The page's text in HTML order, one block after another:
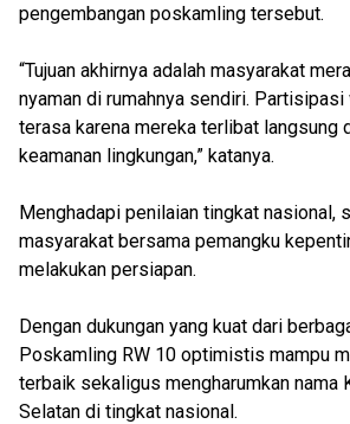
pengembangan poskamling tersebut.
“Tujuan akhirnya adalah masyarakat
nyaman di rumahnya sendiri. Partisipasi
terasa karena mereka terlibat langsung
keamanan lingkungan,” katanya.
Menghadapi penilaian tingkat nasional,
masyarakat bersama pemangku
melakukan persiapan.
Dengan dukungan yang kuat dari
Poskamling RW 10 optimistis mampu
terbaik sekaligus mengharumkan nama
Selatan di tingkat nasional.